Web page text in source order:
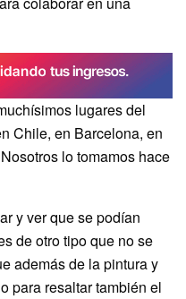
lugares del
Chile, en Barcelona, en
lo tomamos hace
y ver que se podían
de otro tipo que no se
además de la pintura y
para resaltar también el